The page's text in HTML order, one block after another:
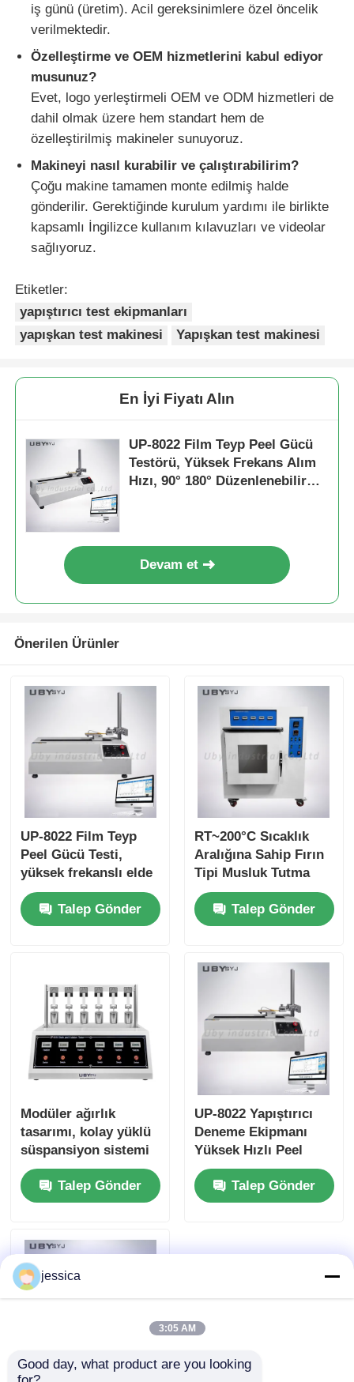
iş günü (üretim). Acil gereksinimlere özel öncelik
verilmektedir.
Özelleştirme ve OEM hizmetlerini kabul ediyor
musunuz?
Evet, logo yerleştirmeli OEM ve ODM hizmetleri de
dahil olmak üzere hem standart hem de
özelleştirilmiş makineler sunuyoruz.
Makineyi nasıl kurabilir ve çalıştırabilirim?
Çoğu makine tamamen monte edilmiş halde
gönderilir. Gerektiğinde kurulum yardımı ile birlikte
kapsamlı İngilizce kullanım kılavuzları ve videolar
sağlıyoruz.
Etiketler:
yapıştırıcı test ekipmanları
yapışkan test makinesi
Yapışkan test makinesi
En İyi Fiyatı Alın
UP-8022 Film Teyp Peel Gücü
Testörü, Yüksek Frekans Alım
Hızı, 90° 180° Düzenlenebilir
Devam et
Önerilen Ürünler
UP-8022 Film Teyp
Peel Gücü Testi,
yüksek frekanslı elde
etme oranı ve hassas
yapıştırıcı testi için
çok açılı ölçümler
Talep Gönder
RT~200°C Sıcaklık
Aralığına Sahip Fırın
Tipi Musluk Tutma
Test Cihazı ve
Yapışkan Testi için
Mikro Bilgisayar P.I.D
Standartlarına
Talep Gönder
Modüler ağırlık
tasarımı, kolay yüklü
süspansiyon sistemi
ve yapışkan testi için
5 ölçüm grubu ile UP-
6010 Tutuklama
Talep Gönder
UP-8022 Yapıştırıcı
Deneme Ekipmanı
Yüksek Hızlı Peel
Gücü Denetleyicisi
Köşe 90° 180°
Düzenlenebilir
Talep Gönder
jessica
3:05 AM
Good day, what product are you looking